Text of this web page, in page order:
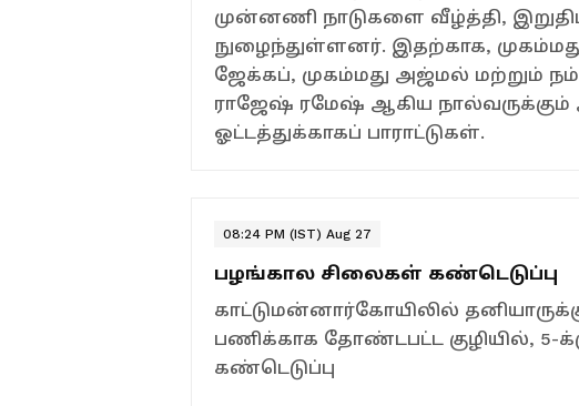
முன்னணி நாடுகளை வீழ்த்தி,
நுழைந்துள்ளனர். இதற்காக,
ஜேக்கப், முகம்மது அஜ்மல் மற்றும்
ராஜேஷ் ரமேஷ் ஆகிய
ஓட்டத்துக்காகப் பாராட்டுகள்.
08:24 PM (IST) Aug 27
பழங்கால சிலைகள் கண்டெடுப்பு
காட்டுமன்னார்கோயிலில்
பணிக்காக தோண்டபட்ட குழியில், 5-
கண்டெடுப்பு